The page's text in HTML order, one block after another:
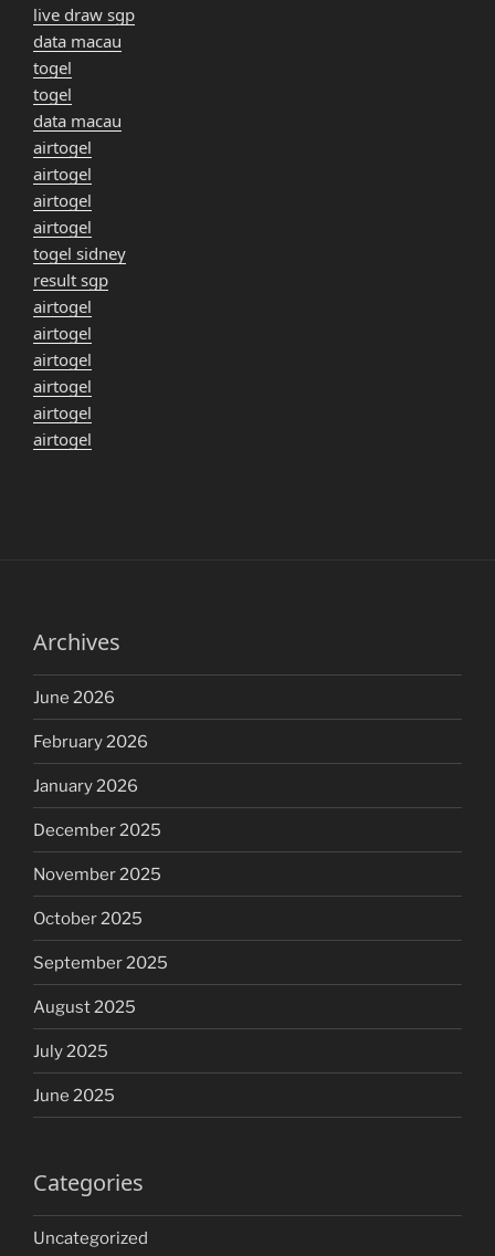
live draw sgp
data macau
togel
togel
data macau
airtogel
airtogel
airtogel
airtogel
togel sidney
result sgp
airtogel
airtogel
airtogel
airtogel
airtogel
airtogel
Archives
June 2026
February 2026
January 2026
December 2025
November 2025
October 2025
September 2025
August 2025
July 2025
June 2025
Categories
Uncategorized